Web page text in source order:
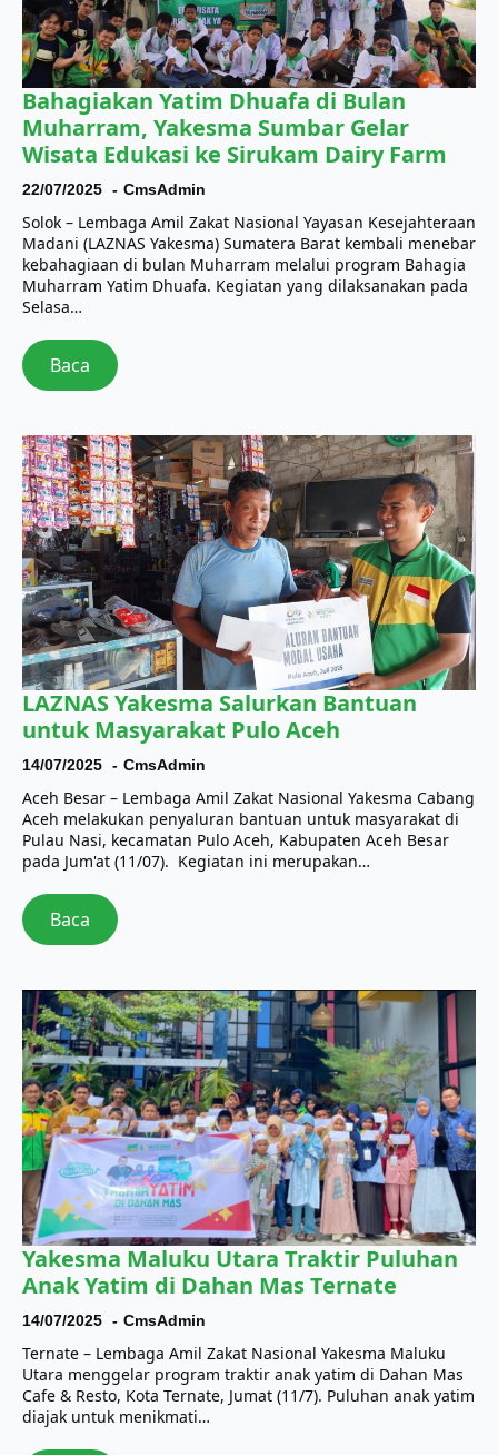
Bahagiakan Yatim Dhuafa di Bulan
Muharram, Yakesma Sumbar Gelar
Wisata Edukasi ke Sirukam Dairy Farm
22/07/2025 CmsAdmin
Solok – Lembaga Amil Zakat Nasional Yayasan Kesejahteraan
Madani (LAZNAS Yakesma) Sumatera Barat kembali menebar
kebahagiaan di bulan Muharram melalui program Bahagia
Muharram Yatim Dhuafa. Kegiatan yang dilaksanakan pada
Selasa…
Baca
LAZNAS Yakesma Salurkan Bantuan
untuk Masyarakat Pulo Aceh
14/07/2025 CmsAdmin
Aceh Besar – Lembaga Amil Zakat Nasional Yakesma Cabang
Aceh melakukan penyaluran bantuan untuk masyarakat di
Pulau Nasi, kecamatan Pulo Aceh, Kabupaten Aceh Besar
pada Jum'at (11/07). Kegiatan ini merupakan…
Baca
Yakesma Maluku Utara Traktir Puluhan
Anak Yatim di Dahan Mas Ternate
14/07/2025 CmsAdmin
Ternate – Lembaga Amil Zakat Nasional Yakesma Maluku
Utara menggelar program traktir anak yatim di Dahan Mas
Cafe & Resto, Kota Ternate, Jumat (11/7). Puluhan anak yatim
diajak untuk menikmati…